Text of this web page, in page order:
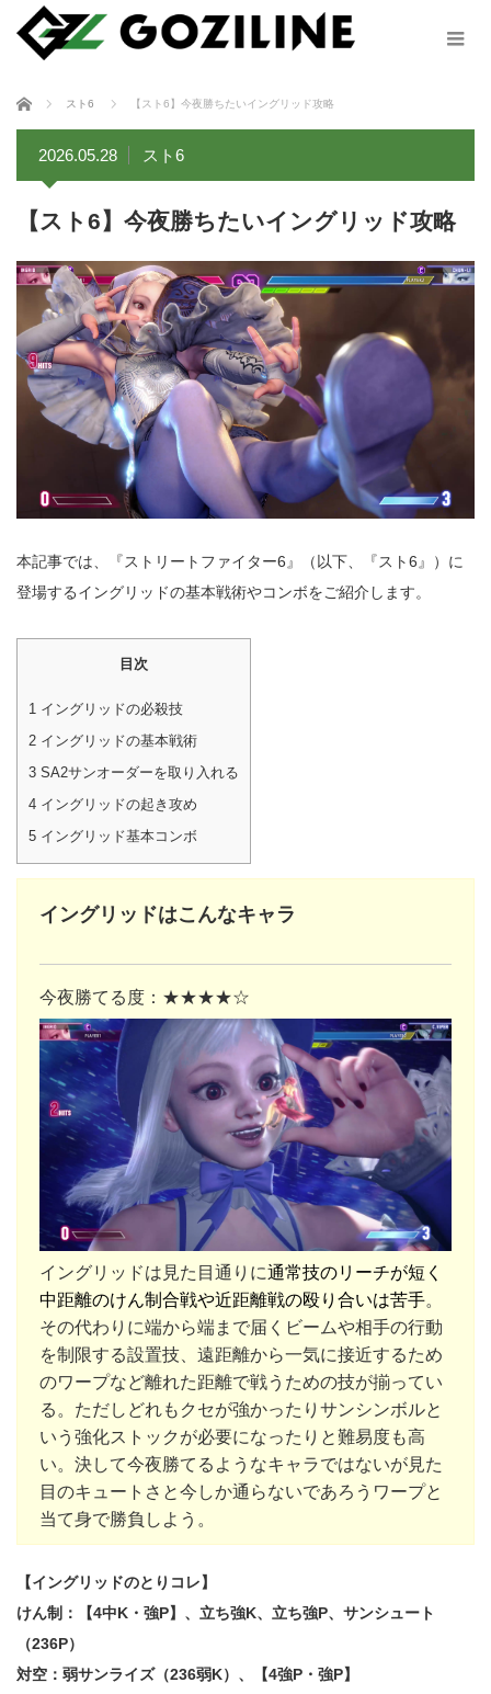
ホーム スト6 【スト6】今夜勝ちたいイングリッド攻略
2026.05.28 スト6
【スト6】今夜勝ちたいイングリッド攻略
本記事では、『ストリートファイター6』（以下、『スト6』）に
登場するイングリッドの基本戦術やコンボをご紹介します。
目次
1 イングリッドの必殺技
2 イングリッドの基本戦術
3 SA2サンオーダーを取り入れる
4 イングリッドの起き攻め
5 イングリッド基本コンボ
イングリッドはこんなキャラ
今夜勝てる度：★★★★☆
イングリッドは見た目通りに通常技のリーチが短く
中距離のけん制合戦や近距離戦の殴り合いは苦手。
その代わりに端から端まで届くビームや相手の行動
を制限する設置技、遠距離から一気に接近するため
のワープなど離れた距離で戦うための技が揃ってい
る。ただしどれもクセが強かったりサンシンボルと
いう強化ストックが必要になったりと難易度も高
い。決して今夜勝てるようなキャラではないが見た
目のキュートさと今しか通らないであろうワープと
当て身で勝負しよう。
【イングリッドのとりコレ】
けん制：【4中K・強P】、立ち強K、立ち強P、サンシュート
（236P）
対空：弱サンライズ（236弱K）、【4強P・強P】